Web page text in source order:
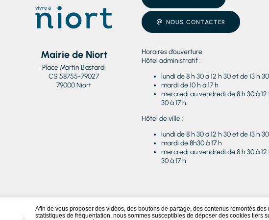
Afin de vous proposer des vidéos, des boutons de partage, des contenus remontés
statistiques de fréquentation, nous sommes susceptibles de déposer des cookies tiers
Mairie de Niort
Place Martin Bastard,
CS 58755-79027
79000 Niort
NOUS CONTACTER
Horaires d’ouverture
Hôtel administratif :
lundi de 8 h 30 à 12 h 30 et de 13 h 30
mardi de 10 h à 17 h
mercredi au vendredi de 8 h 30 à 12
30 à 17 h.
Hôtel de ville :
lundi de 8 h 30 à 12 h 30 et de 13 h 30
mardi de 8h30 à 17 h
mercredi au vendredi de 8 h 30 à 12
30 à 17 h
Conformité RGAA NOUS ÉCRIRE /